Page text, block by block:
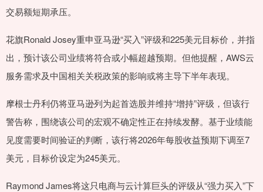
交易额短期承压。
花旗Ronald Josey重申亚马逊“买入”评级和225美元目标价，并指
出，预计该公司业绩将符合或小幅超越预期。但他提醒，AWS云
服务需求及中国相关关税政策的影响或将主导下半年表现。
摩根士丹利仍将亚马逊列为起首选股并维持“增持”评级，但该行
警告称，围绕该公司的宏观不确定性正在持续发酵。基于业绩能
见度需要时间验证的判断，该行将2026年每股收益预期下调至7
美元，目标价设定为245美元。
Raymond James将这只电商与云计算巨头的评级从“强力买入”下